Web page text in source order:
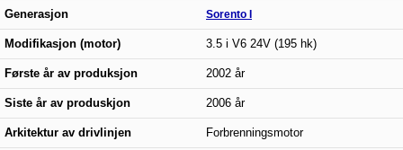
Generasjon Sorento I
Modifikasjon (motor) 3.5 i V6 24V (195 hk)
Første år av produksjon 2002 år
Siste år av produskjon 2006 år
Arkitektur av drivlinjen Forbrenningsmotor